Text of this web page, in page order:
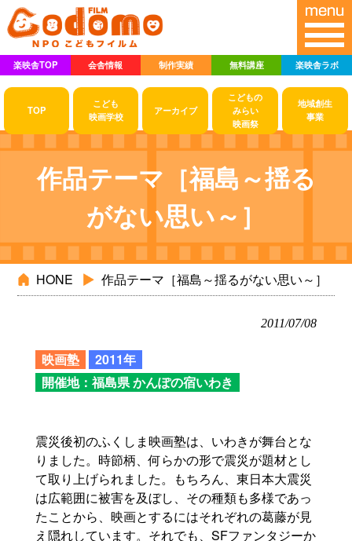
楽映舎TOP 会舎情報 制作実績 無料講座 楽映舎ラボ
TOP
こども
映画学校
アーカイブ
こどもの
みらい
映画祭
地域創生
事業
作品テーマ［福島～揺る
がない思い～］
HONE 作品テーマ［福島～揺るがない思い～］
2011/07/08
映画塾
2011年
開催地：福島県 かんぽの宿いわき
震災後初のふくしま映画塾は、いわきが舞台とな
りました。時節柄、何らかの形で震災が題材とし
て取り上げられました。もちろん、東日本大震災
は広範囲に被害を及ぼし、その種類も多様であっ
たことから、映画とするにはそれぞれの葛藤が見
え隠れしています。それでも、SFファンタジーか